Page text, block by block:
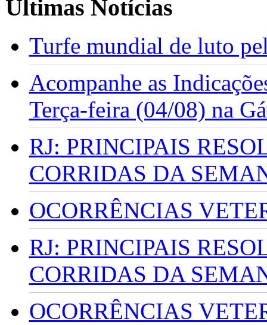
Últimas Notícias
Turfe mundial de luto
Acompanhe as
Terça-feira (04/08) na
RJ: PRINCIPAIS
CORRIDAS DA
OCORRÊNCIAS
RJ: PRINCIPAIS
CORRIDAS DA
OCORRÊNCIAS